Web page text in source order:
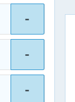
-
-
-